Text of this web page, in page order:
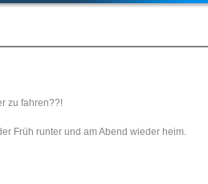
zu fahren??!
Früh runter und am Abend wieder heim.